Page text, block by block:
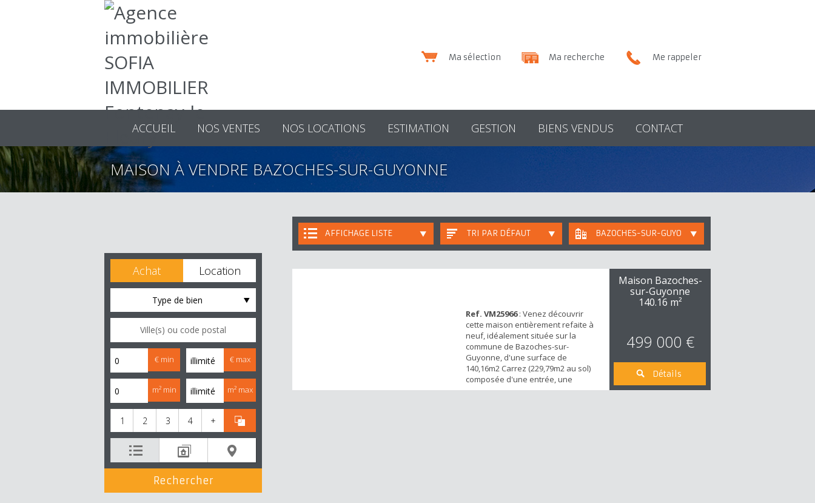
Me rappeler
Ma recherche
Ma sélection
ACCUEIL NOS VENTES NOS LOCATIONS ESTIMATION GESTION BIENS VENDUS CONTACT
MAISON À VENDRE BAZOCHES-SUR-GUYONNE
Achat Location
Type de bien
€ min € max
m² min m² max
1 2 3 4 +
AFFICHAGE LISTE TRI PAR DÉFAUT BAZOCHES-SUR-GUYONNE
Ref. VM25966: Venez découvrir
cette maison entièrement refaite à
neuf, idéalement située sur la
commune de Bazoches-sur-
Guyonne, d'une surface de
140,16m2 Carrez (229,79m2 au sol)
composée d'une entrée, une
cuisine, un vaste séjour, une salle à
Maison Bazoches-
sur-Guyonne
140.16 m²
499 000 €
Détails